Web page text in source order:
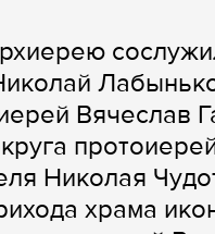
Вячеслав
Николая
храма